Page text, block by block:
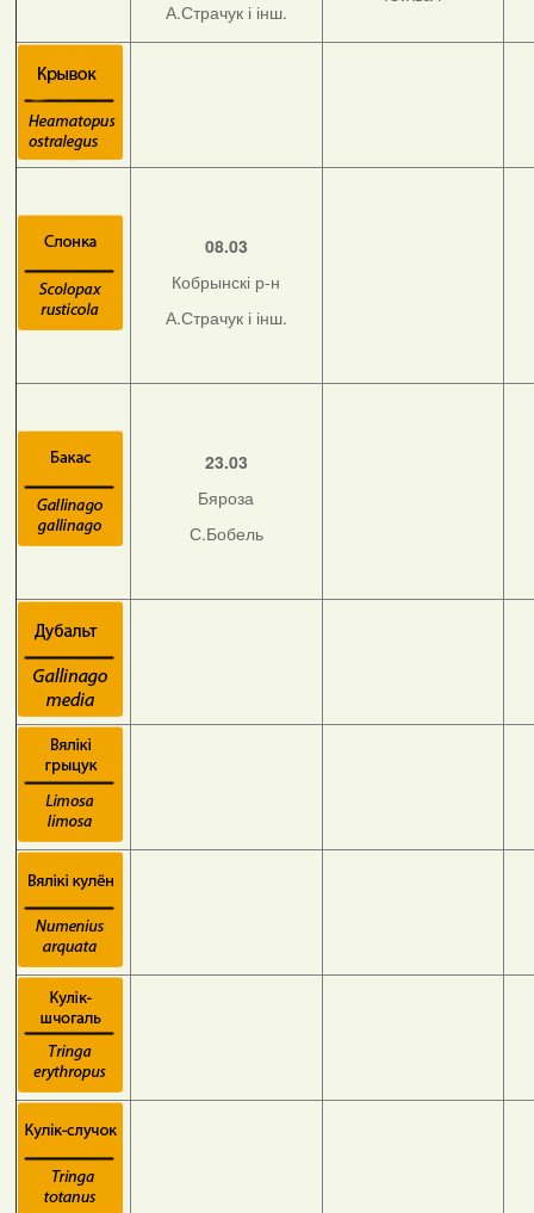
А.Страчук і інш.
08.03
Кобрынскі р-н
А.Страчук і інш.
23.03
Бяроза
С.Бобель